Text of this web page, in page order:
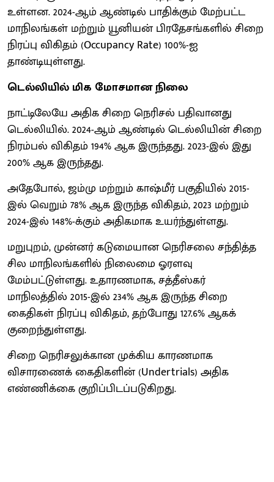
உள்ளன. 2024-ஆம் ஆண்டில் பாதிக்கும் மேற்பட்ட
மாநிலங்கள் மற்றும் யூனியன் பிரதேசங்களில் சிறை
நிரப்பு விகிதம் (Occupancy Rate) 100%-ஐ
தாண்டியுள்ளது.
டெல்லியில் மிக மோசமான நிலை
நாட்டிலேயே அதிக சிறை நெரிசல் பதிவானது
டெல்லியில். 2024-ஆம் ஆண்டில் டெல்லியின் சிறை
நிரம்பல் விகிதம் 194% ஆக இருந்தது. 2023-இல் இது
200% ஆக இருந்தது.
அதேபோல், ஜம்மு மற்றும் காஷ்மீர் பகுதியில் 2015-
இல் வெறும் 78% ஆக இருந்த விகிதம், 2023 மற்றும்
2024-இல் 148%-க்கும் அதிகமாக உயர்ந்துள்ளது.
மறுபுறம், முன்னர் கடுமையான நெரிசலை சந்தித்த
சில மாநிலங்களில் நிலைமை ஓரளவு
மேம்பட்டுள்ளது. உதாரணமாக, சத்தீஸ்கர்
மாநிலத்தில் 2015-இல் 234% ஆக இருந்த சிறை
கைதிகள் நிரப்பு விகிதம், தற்போது 127.6% ஆகக்
குறைந்துள்ளது.
சிறை நெரிசலுக்கான முக்கிய காரணமாக
விசாரணைக் கைதிகளின் (Undertrials) அதிக
எண்ணிக்கை குறிப்பிடப்படுகிறது.